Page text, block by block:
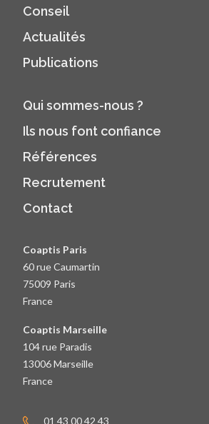
Conseil
Actualités
Publications
Qui sommes-nous ?
Ils nous font confiance
Références
Recrutement
Contact
Coaptis Paris
60 rue Caumartin
75009 Paris
France
Coaptis Marseille
104 rue Paradis
13006 Marseille
France
01 43 00 42 43